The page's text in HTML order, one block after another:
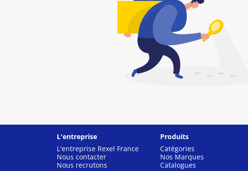
L'entreprise
L'entreprise Rexel France
Nous contacter
Nous recrutons
Produits
Catégories
Nos Marques
Catalogues